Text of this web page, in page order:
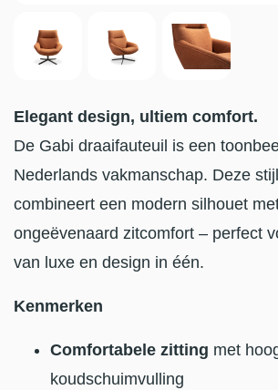
Elegant design, ultiem comfort.
De Gabi draaifauteuil is een
Nederlands vakmanschap. Deze
combineert een modern silhouet
ongeëvenaard zitcomfort – perfect
van luxe en design in één.
Kenmerken
Comfortabele zitting met
koudschuimvulling